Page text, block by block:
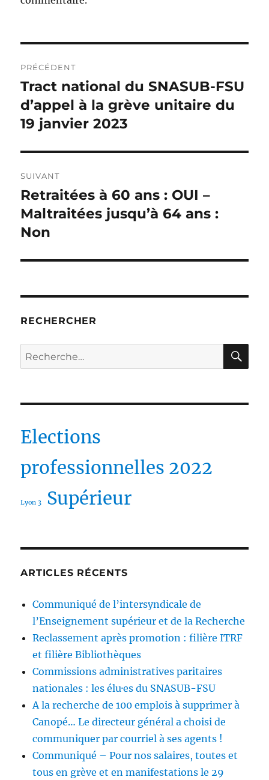
de
l’article
PRÉCÉDENT
Publication
précédente :
Tract national du SNASUB-FSU
d’appel à la grève unitaire du
19 janvier 2023
SUIVANT
Publication
suivante :
Retraitées à 60 ans : OUI –
Maltraitées jusqu’à 64 ans :
Non
RECHERCHER
Recherche
pour :
Elections
professionnelles 2022
Lyon 3 Supérieur
ARTICLES RÉCENTS
Communiqué de l’intersyndicale de
l’Enseignement supérieur et de la Recherche
Reclassement après promotion : filière ITRF
et filière Bibliothèques
Commissions administratives paritaires
nationales : les élu·es du SNASUB-FSU
A la recherche de 100 emplois à supprimer à
Canopé… Le directeur général a choisi de
communiquer par courriel à ses agents !
Communiqué – Pour nos salaires, toutes et
tous en grève et en manifestations le 29